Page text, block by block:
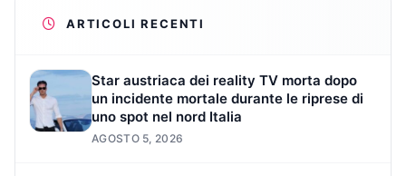
ARTICOLI RECENTI
Star austriaca dei reality TV morta dopo
un incidente mortale durante le riprese di
uno spot nel nord Italia
AGOSTO 5, 2026